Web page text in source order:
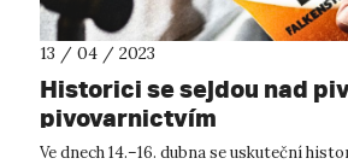
13 / 04 / 2023
Historici se sejdou nad
pivovarnictvím
Ve dnech 14.–16. dubna se uskuteční